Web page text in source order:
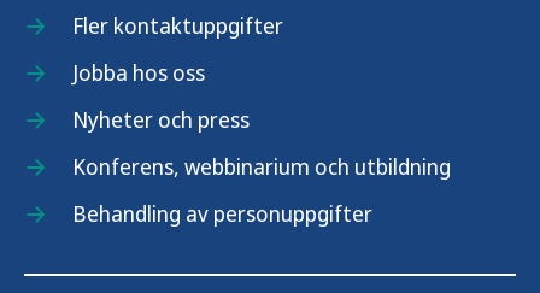
Fler kontaktuppgifter
Jobba hos oss
Nyheter och press
Konferens, webbinarium och utbildning
Behandling av personuppgifter